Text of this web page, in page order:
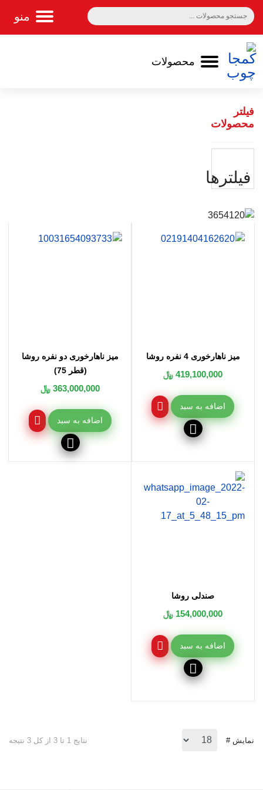
فیلتر
محصولات
فيلترها
میز ناهارخوری 4 نفره روشا
419,100,000 ﷼
اضافه به سبد
میز ناهارخوری دو نفره روشا
(قطر 75)
363,000,000 ﷼
اضافه به سبد
صندلی روشا
154,000,000 ﷼
اضافه به سبد
نمایش # نتایج 1 تا 3 از کل 3 نتیجه